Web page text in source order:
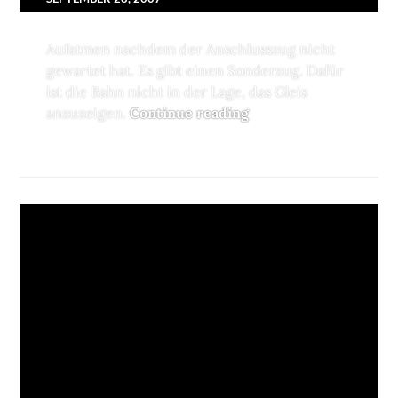
Aufatmen nachdem der Anschlusszug nicht
gewartet hat. Es gibt einen Sonderzug. Dafür
ist die Bahn nicht in der Lage, das Gleis
anzuzeigen.Continue readingsuper service